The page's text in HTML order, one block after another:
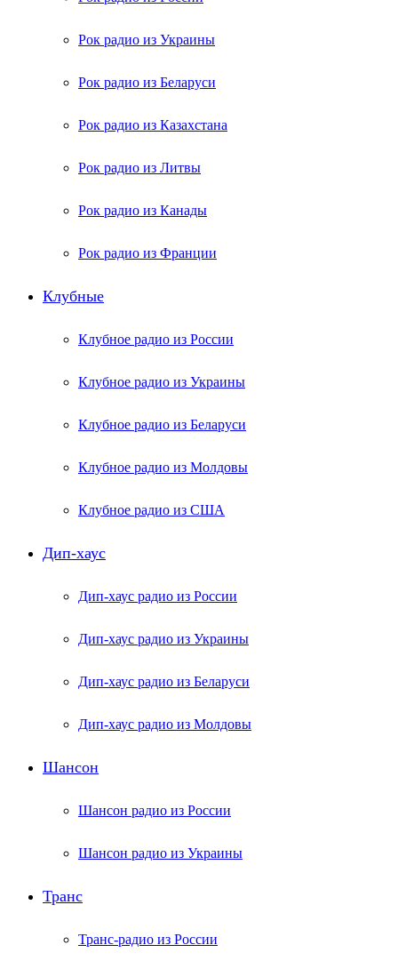
Рок радио из Украины
Рок радио из Беларуси
Рок радио из Казахстана
Рок радио из Литвы
Рок радио из Канады
Рок радио из Франции
Клубные
Клубное радио из России
Клубное радио из Украины
Клубное радио из Беларуси
Клубное радио из Молдовы
Клубное радио из США
Дип-хаус
Дип-хаус радио из России
Дип-хаус радио из Украины
Дип-хаус радио из Беларуси
Дип-хаус радио из Молдовы
Шансон
Шансон радио из России
Шансон радио из Украины
Транс
Транс-радио из России